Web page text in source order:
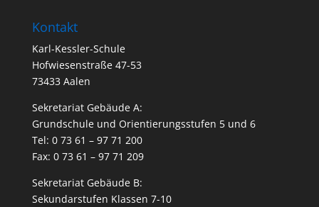
Kontakt
Karl-Kessler-Schule
Hofwiesenstraße 47-53
73433 Aalen
Sekretariat Gebäude A:
Grundschule und Orientierungsstufen 5 und 6
Tel: 0 73 61 – 97 71 200
Fax: 0 73 61 – 97 71 209
Sekretariat Gebäude B:
Sekundarstufen Klassen 7-10